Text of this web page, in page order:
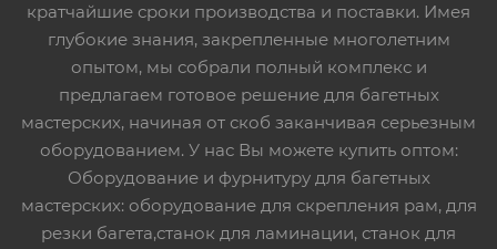
кратчайшие сроки производства и поставки. Имея
глубокие знания, закрепленные многолетним
опытом, мы собрали полный комплекс и
предлагаем готовое решение для багетных
мастерских, начиная от скоб заканчивая серьезным
оборудованием. У нас Вы можете купить оптом:
Оборудование и фурнитуру для багетных
мастерских: оборудование для скрепления рам, для
резки багета,станок для ламинации, станок для